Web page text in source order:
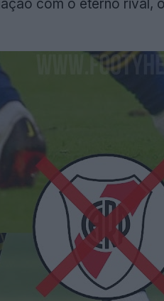
com o eterno rival,